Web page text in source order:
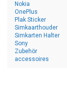
Nokia
OnePlus
Plak Sticker
Simkaarthouder
Simkarten Halter
Sony
Zubehör
accessoires